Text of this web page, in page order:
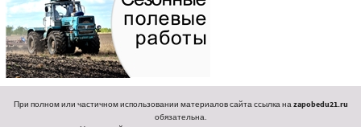
При полном или частичном использовании материалов сайта ссылка наzapobedu21.ru
обязательна.